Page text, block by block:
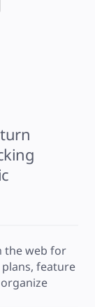
the web for
feature